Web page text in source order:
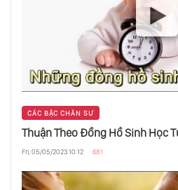
Thế Giới Thuộc
Của Nước
CÁC BẬC CHÂN SƯ
Thuận Theo Đồng Hồ Sinh Học
Fri, 05/05/2023 10:12 681